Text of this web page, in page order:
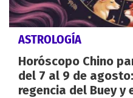
ASTROLOGÍA
Horóscopo Chino
del 7 al 9 de
regencia del Buey y